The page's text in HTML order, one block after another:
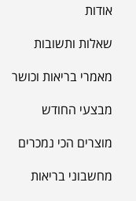
אודות
שאלות ותשובות
מאמרי בריאות וכושר
מבצעי החודש
מוצרים הכי נמכרים
מחשבוני בריאות